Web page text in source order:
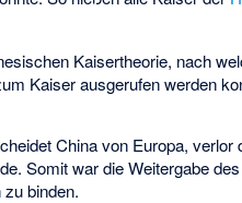
Kaisertheorie, nach
Kaiser ausgerufen werden
China von Europa,
Somit war die Weitergabe
binden.